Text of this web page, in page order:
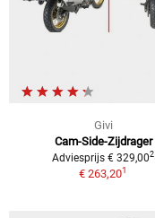
Givi
Cam-Side-Zijdrager
Adviesprijs € 329,002
€ 263,201